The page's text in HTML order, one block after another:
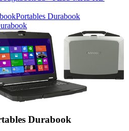
Portables Durabook
Durabook